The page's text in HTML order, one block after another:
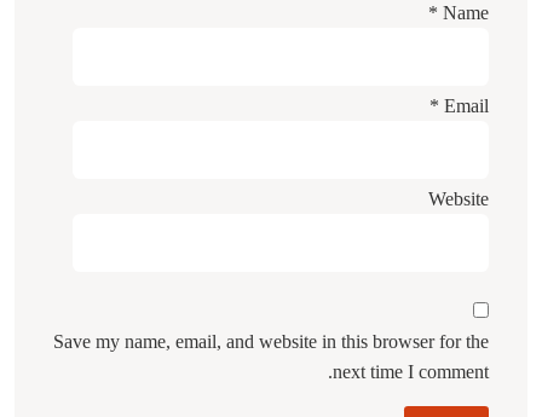
Name
*
Email
*
Website
Save my name, email, and website in this browser for the
next time I comment.